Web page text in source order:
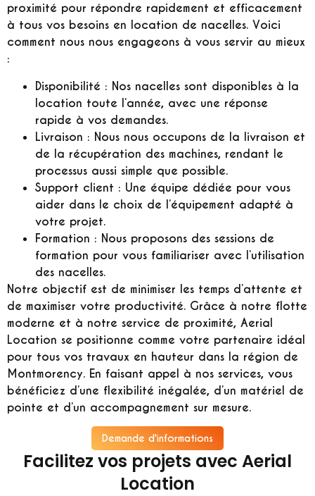
proximité pour répondre rapidement et efficacement
à tous vos besoins en location de nacelles. Voici
comment nous nous engageons à vous servir au mieux
:
Disponibilité : Nos nacelles sont disponibles à la
location toute l’année, avec une réponse
rapide à vos demandes.
Livraison : Nous nous occupons de la livraison et
de la récupération des machines, rendant le
processus aussi simple que possible.
Support client : Une équipe dédiée pour vous
aider dans le choix de l’équipement adapté à
votre projet.
Formation : Nous proposons des sessions de
formation pour vous familiariser avec l’utilisation
des nacelles.
Notre objectif est de minimiser les temps d’attente et
de maximiser votre productivité. Grâce à notre flotte
moderne et à notre service de proximité, Aerial
Location se positionne comme votre partenaire idéal
pour tous vos travaux en hauteur dans la région de
Montmorency. En faisant appel à nos services, vous
bénéficiez d’une flexibilité inégalée, d’un matériel de
pointe et d’un accompagnement sur mesure.
Demande d'informations
Facilitez vos projets avec Aerial
Location